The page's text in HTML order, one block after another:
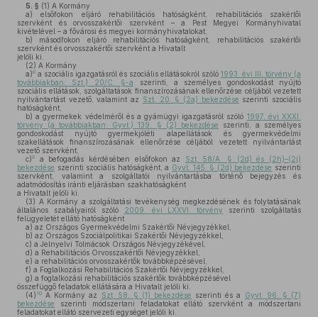
5. § (1) A Kormány
a) elsőfokon eljáró rehabilitációs hatóságként, rehabilitációs szakértői
szervként és orvosszakértői szervként – a Pest Megyei Kormányhivatal
kivételével – a fővárosi és megyei kormányhivatalokat,
b) másodfokon eljáró rehabilitációs hatóságként, rehabilitációs szakértői
szervként és orvosszakértői szervként a Hivatalt
jelöli ki.
(2) A Kormány
a)8 a szociális igazgatásról és szociális ellátásokról szóló 1993. évi III. törvény (a
továbbiakban: Szt.) 20/C. §-a szerinti, a személyes gondoskodást nyújtó
szociális ellátások, szolgáltatások finanszírozásának ellenőrzése céljából vezetett
nyilvántartást vezető, valamint az Szt. 20. § (2a) bekezdése szerinti szociális
hatóságként,
b) a gyermekek védelméről és a gyámügyi igazgatásról szóló 1997. évi XXXI.
törvény (a továbbiakban: Gyvt.) 139. § (2) bekezdése szerinti, a személyes
gondoskodást nyújtó gyermekjóléti alapellátások és gyermekvédelmi
szakellátások finanszírozásának ellenőrzése céljából vezetett nyilvántartást
vezető szervként,
c)9 a befogadás kérdésében elsőfokon az Szt. 58/A. § (2d) és (2h)–(2j)
bekezdése szerinti szociális hatóságként, a Gyvt. 145. § (2d) bekezdése szerinti
szervként, valamint a szolgáltatói nyilvántartásba történő bejegyzés és
adatmódosítás iránti eljárásban szakhatóságként
a Hivatalt jelöli ki.
(3) A Kormány a szolgáltatási tevékenység megkezdésének és folytatásának
általános szabályairól szóló
2009. évi LXXVI. törvény
szerinti szolgáltatás
felügyeletét ellátó hatóságként
a) az Országos Gyermekvédelmi Szakértői Névjegyzékkel,
b) az Országos Szociálpolitikai Szakértői Névjegyzékkel,
c) a Jelnyelvi Tolmácsok Országos Névjegyzékével,
d) a Rehabilitációs Orvosszakértői Névjegyzékkel,
e) a rehabilitációs orvosszakértők továbbképzésével,
f) a Foglalkozási Rehabilitációs Szakértői Névjegyzékkel,
g) a foglalkozási rehabilitációs szakértők továbbképzésével
összefüggő feladatok ellátására a Hivatalt jelöli ki.
(4) 10 A Kormány az Szt. 58. § (1) bekezdése szerinti és a
Gyvt. 96. § (7)
bekezdése szerinti módszertani feladatokat ellátó szervként a módszertani
feladatokat ellátó szervezeti egységet jelöli ki.